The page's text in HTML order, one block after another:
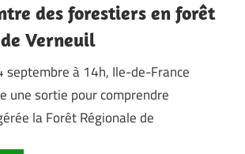
des forestiers en forêt
Verneuil
septembre à 14h, Ile-de-France
une sortie pour comprendre
la Forêt Régionale de